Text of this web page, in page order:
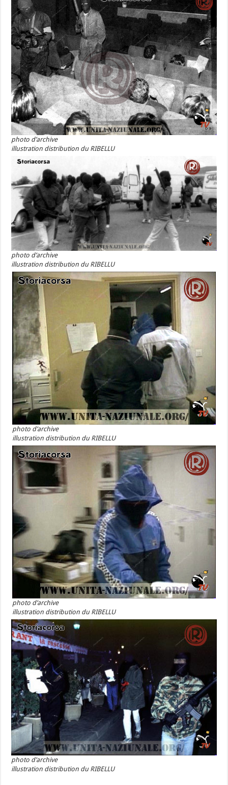
photo d’archive
illustration distribution du RIBELLU
photo d’archive
illustration distribution du RIBELLU
photo d’archive
illustration distribution du RIBELLU
photo d’archive
illustration distribution du RIBELLU
photo d’archive
illustration distribution du RIBELLU